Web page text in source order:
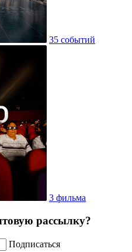
35 событий
3 фильма
рассылку?
Подписаться